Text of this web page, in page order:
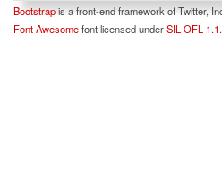
Bootstrapis a front-end framework of Twitter,
Font Awesomefont licensed underSIL OFL 1.1.